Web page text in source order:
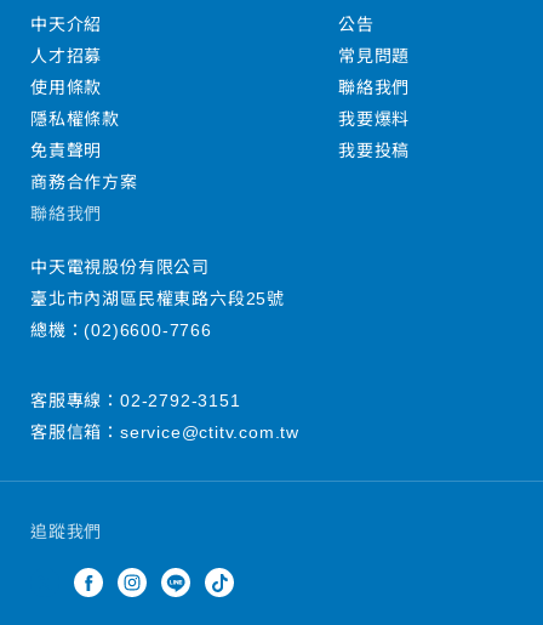
追蹤我們
中天介紹
人才招募
使用條款
隱私權條款
免責聲明
商務合作方案
公告
常見問題
聯絡我們
我要爆料
我要投稿
聯絡我們
中天電視股份有限公司
臺北市內湖區民權東路六段25號
總機：(02)6600-7766
客服專線： 02-2792-3151
客服信箱： service@ctitv.com.tw